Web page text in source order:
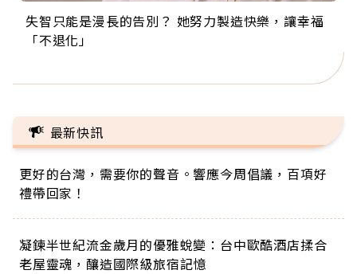
失智只能是漫長的告別？ 她努力製造快樂，讓幸福
「不退化」
來自剛果的巧克力神父 為台灣奉獻36年 「台灣是我
的家，我連作夢都講台語！」
63歲卸矽谷副總、搬回台灣找快樂！「蛋黃哥小
丑」走進安養院，逗樂上萬爺奶：退休後才開始真
104歲打破金氏世界紀錄 成為全球最年長羽球選
手，分享長壽的秘密原來是「這個」
事業巔峰他選擇追夢…黑手阿伯拉小提琴還登上小
巨蛋！連CNN都大讚！
最新快訊
更好的台灣，需要你的聲音。響應今周倡議，百項好
禮帶回家！
凝鍊半世紀流金歲月的優雅蛻變：台中歐酷酒店揉合
老屋靈魂，釀造國際級旅宿記憶